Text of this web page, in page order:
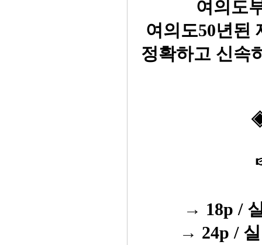
여의도
여의도50년된
정확하고 신속
→ 18p /
→ 24p /